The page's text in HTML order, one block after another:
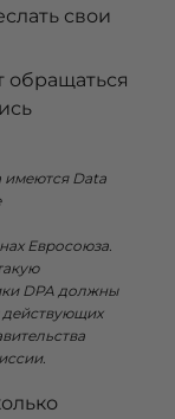
свои
обращаться
имеются Data
Евросоюза.
DPA должны